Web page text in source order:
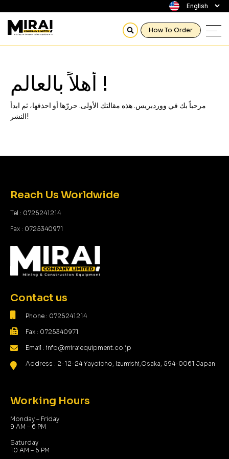
How To Order
أهلاً بالعالم !
مرحباً بك في ووردبريس. هذه مقالتك الأولى. حررّها أو احذفها، ثم ابدأ
النشر!
Reach Us Worldwide
Tel : 0725241214
Fax : 0725340971
Contact us
Phone : 0725241214
Fax : 0725340971
Email : info@miraiequipment.co.jp
Address : 2-12-24 Yayoicho, Izumishi,Osaka, 594-0061 Japan
Working Hours
Monday – Friday
9 AM – 6 PM
Saturday
10 AM – 5 PM